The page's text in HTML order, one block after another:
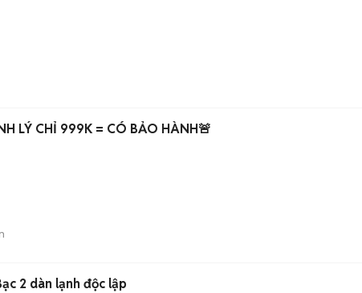
LÝ CHỈ 999K = CÓ BẢO HÀNH🚨
2 dàn lạnh độc lập